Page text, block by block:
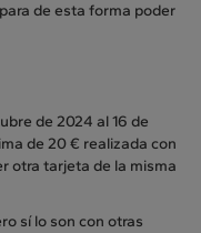
de esta forma poder
de 2024 al 16 de
de 20 € realizada con
otra tarjeta de la misma
sí lo son con otras